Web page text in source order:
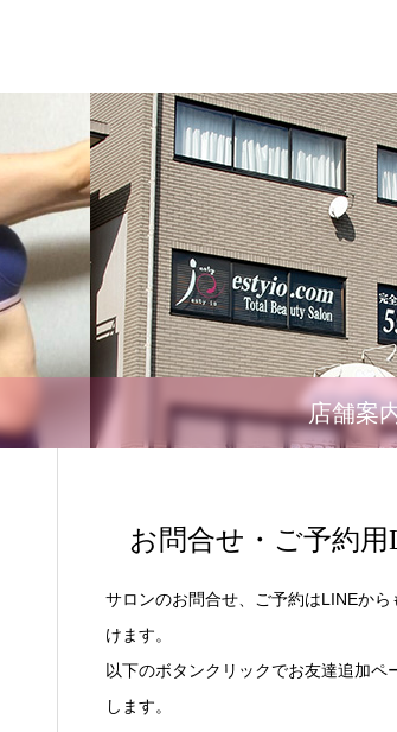
店舗案
お問合せ・ご予約用
サロンのお問合せ、ご予約はLINEから
けます。
以下のボタンクリックでお友達追加ペ
します。